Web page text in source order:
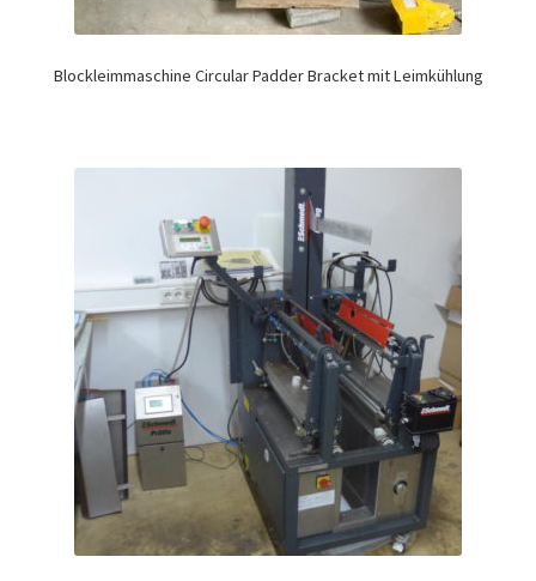
Blockleimmaschine Circular Padder Bracket mit Leimkühlung